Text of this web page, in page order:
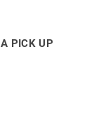
PICK UP